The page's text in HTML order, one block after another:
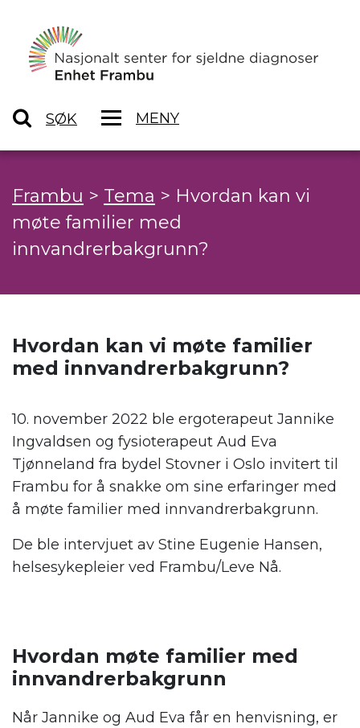
SØK MENY
Frambu > Tema > Hvordan kan vi
møte familier med
innvandrerbakgrunn?
Hvordan kan vi møte familier
med innvandrerbakgrunn?
10. november 2022 ble ergoterapeut Jannike
Ingvaldsen og fysioterapeut Aud Eva
Tjønneland fra bydel Stovner i Oslo invitert til
Frambu for å snakke om sine erfaringer med
å møte familier med innvandrerbakgrunn.
De ble intervjuet av Stine Eugenie Hansen,
helsesykepleier ved Frambu/Leve Nå.
Hvordan møte familier med
innvandrerbakgrunn
Når Jannike og Aud Eva får en henvisning, er